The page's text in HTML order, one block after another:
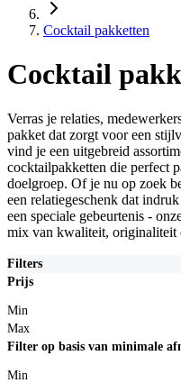
Cocktail pakketten
Cocktail
Verras je relaties,
pakket dat zorgt voor een
vind je een uitgebreid
cocktailpakketten die perfect
doelgroep. Of je nu op zoek
een relatiegeschenk dat
een speciale gebeurtenis -
mix van kwaliteit, originaliteit
Filters
Prijs
Min
Max
Filter op basis van minimale
Min